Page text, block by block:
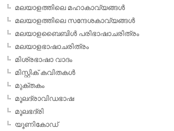
മലയാളത്തിലെ മഹാകാവ്യങ്ങള്‍
മലയാളത്തിലെ സന്ദേശകാവ്യങ്ങള്‍
മലയാളബൈബിള്‍ പരിഭാഷാചരിത്രം
മലയാളഭാഷാചരിത്രം
മിശ്രഭാഷാ വാദം
മിസ്റ്റിക് കവിതകള്‍
മുക്തകം
മൂലദ്രാവിഡഭാഷ
മൂലഭദ്രി
യൂണികോഡ്